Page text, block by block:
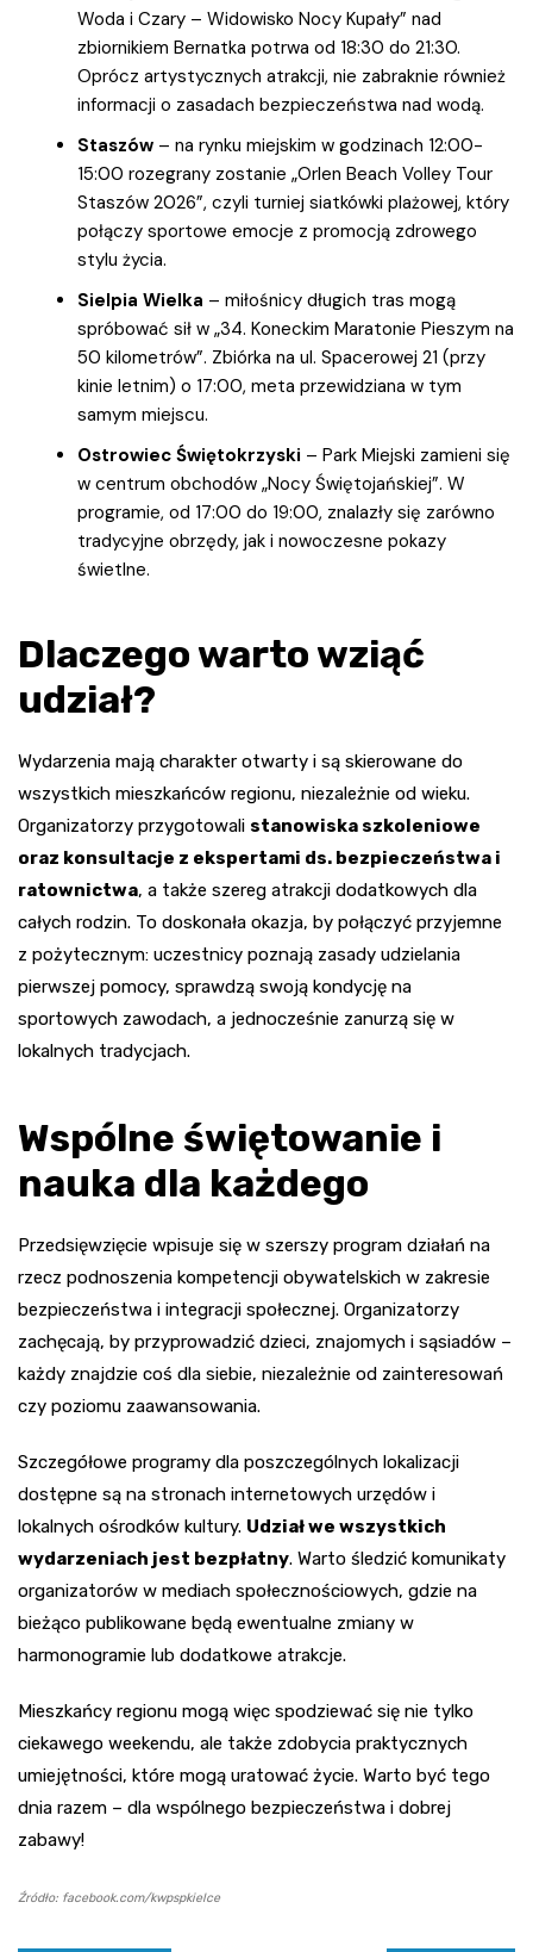
Woda i Czary – Widowisko Nocy Kupały” nad
zbiornikiem Bernatka potrwa od 18:30 do 21:30.
Oprócz artystycznych atrakcji, nie zabraknie również
informacji o zasadach bezpieczeństwa nad wodą.
Staszów – na rynku miejskim w godzinach 12:00-
15:00 rozegrany zostanie „Orlen Beach Volley Tour
Staszów 2026”, czyli turniej siatkówki plażowej, który
połączy sportowe emocje z promocją zdrowego
stylu życia.
Sielpia Wielka – miłośnicy długich tras mogą
spróbować sił w „34. Koneckim Maratonie Pieszym na
50 kilometrów”. Zbiórka na ul. Spacerowej 21 (przy
kinie letnim) o 17:00, meta przewidziana w tym
samym miejscu.
Ostrowiec Świętokrzyski – Park Miejski zamieni się
w centrum obchodów „Nocy Świętojańskiej”. W
programie, od 17:00 do 19:00, znalazły się zarówno
tradycyjne obrzędy, jak i nowoczesne pokazy
świetlne.
Dlaczego warto wziąć
udział?
Wydarzenia mają charakter otwarty i są skierowane do
wszystkich mieszkańców regionu, niezależnie od wieku.
Organizatorzy przygotowali stanowiska szkoleniowe
oraz konsultacje z ekspertami ds. bezpieczeństwa i
ratownictwa, a także szereg atrakcji dodatkowych dla
całych rodzin. To doskonała okazja, by połączyć przyjemne
z pożytecznym: uczestnicy poznają zasady udzielania
pierwszej pomocy, sprawdzą swoją kondycję na
sportowych zawodach, a jednocześnie zanurzą się w
lokalnych tradycjach.
Wspólne świętowanie i
nauka dla każdego
Przedsięwzięcie wpisuje się w szerszy program działań na
rzecz podnoszenia kompetencji obywatelskich w zakresie
bezpieczeństwa i integracji społecznej. Organizatorzy
zachęcają, by przyprowadzić dzieci, znajomych i sąsiadów –
każdy znajdzie coś dla siebie, niezależnie od zainteresowań
czy poziomu zaawansowania.
Szczegółowe programy dla poszczególnych lokalizacji
dostępne są na stronach internetowych urzędów i
lokalnych ośrodków kultury. Udział we wszystkich
wydarzeniach jest bezpłatny. Warto śledzić komunikaty
organizatorów w mediach społecznościowych, gdzie na
bieżąco publikowane będą ewentualne zmiany w
harmonogramie lub dodatkowe atrakcje.
Mieszkańcy regionu mogą więc spodziewać się nie tylko
ciekawego weekendu, ale także zdobycia praktycznych
umiejętności, które mogą uratować życie. Warto być tego
dnia razem – dla wspólnego bezpieczeństwa i dobrej
zabawy!
Źródło: facebook.com/kwpspkielce